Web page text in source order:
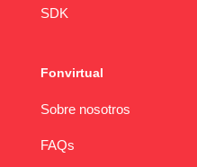
SDK
Fonvirtual
Sobre nosotros
FAQs